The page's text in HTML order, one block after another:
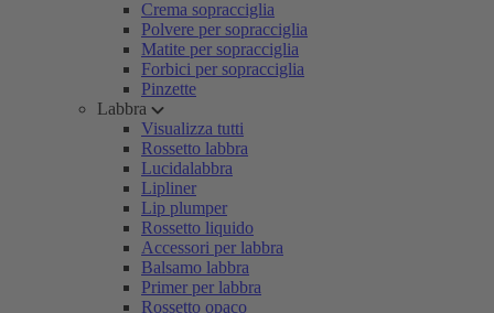
Crema sopracciglia
Polvere per sopracciglia
Matite per sopracciglia
Forbici per sopracciglia
Pinzette
Labbra
Visualizza tutti
Rossetto labbra
Lucidalabbra
Lipliner
Lip plumper
Rossetto liquido
Accessori per labbra
Balsamo labbra
Primer per labbra
Rossetto opaco